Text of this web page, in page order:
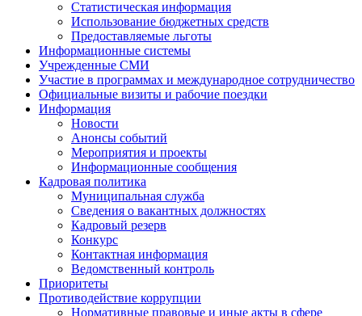
Статистическая информация
Использование бюджетных средств
Предоставляемые льготы
Информационные системы
Учрежденные СМИ
Участие в программах и международное сотрудничество
Официальные визиты и рабочие поездки
Информация
Новости
Анонсы событий
Мероприятия и проекты
Информационные сообщения
Кадровая политика
Муниципальная служба
Сведения о вакантных должностях
Кадровый резерв
Конкурс
Контактная информация
Ведомственный контроль
Приоритеты
Противодействие коррупции
Нормативные правовые и иные акты в сфере